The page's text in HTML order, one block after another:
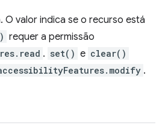
O valor indica se o recurso está
requer a permissão
. set() e clear()
.